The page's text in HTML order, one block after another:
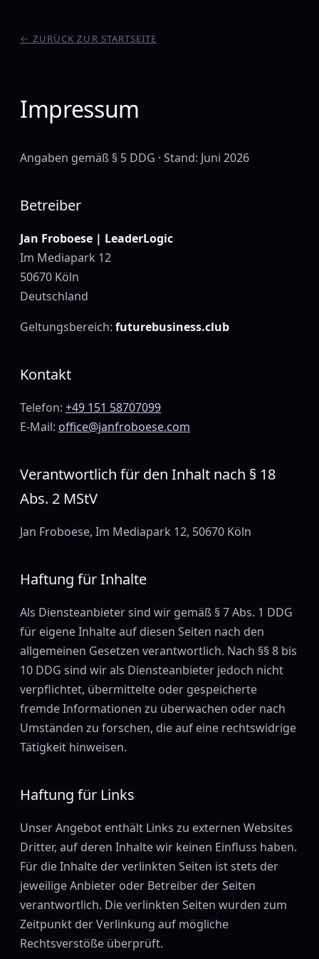
← ZURÜCK ZUR STARTSEITE
Impressum
Angaben gemäß § 5 DDG · Stand: Juni 2026
Betreiber
Jan Froboese | LeaderLogic
Im Mediapark 12
50670 Köln
Deutschland
Geltungsbereich: futurebusiness.club
Kontakt
Telefon: +49 151 58707099
E-Mail: office@janfroboese.com
Verantwortlich für den Inhalt nach § 18
Abs. 2 MStV
Jan Froboese, Im Mediapark 12, 50670 Köln
Haftung für Inhalte
Als Diensteanbieter sind wir gemäß § 7 Abs. 1 DDG
für eigene Inhalte auf diesen Seiten nach den
allgemeinen Gesetzen verantwortlich. Nach §§ 8 bis
10 DDG sind wir als Diensteanbieter jedoch nicht
verpflichtet, übermittelte oder gespeicherte
fremde Informationen zu überwachen oder nach
Umständen zu forschen, die auf eine rechtswidrige
Tätigkeit hinweisen.
Haftung für Links
Unser Angebot enthält Links zu externen Websites
Dritter, auf deren Inhalte wir keinen Einfluss haben.
Für die Inhalte der verlinkten Seiten ist stets der
jeweilige Anbieter oder Betreiber der Seiten
verantwortlich. Die verlinkten Seiten wurden zum
Zeitpunkt der Verlinkung auf mögliche
Rechtsverstöße überprüft.